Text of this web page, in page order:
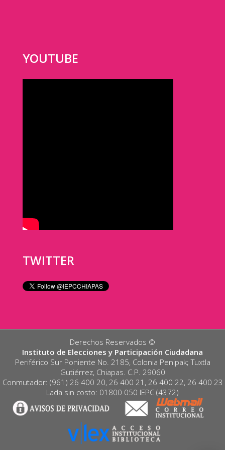
YOUTUBE
TWITTER
Derechos Reservados ©️
Instituto de Elecciones y Participación Ciudadana
Periférico Sur Poniente No. 2185, Colonia Penipak; Tuxtla
Gutiérrez, Chiapas. C.P. 29060
Conmutador: (961) 26 400 20, 26 400 21, 26 400 22, 26 400 23
Lada sin costo: 01800 050 IEPC (4372)